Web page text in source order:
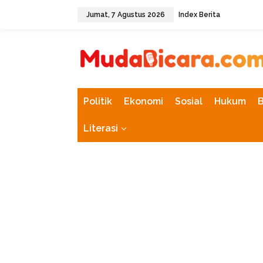
Jumat, 7 Agustus 2026 Index Berita
Politik Ekonomi Sosial Hukum
Literasi